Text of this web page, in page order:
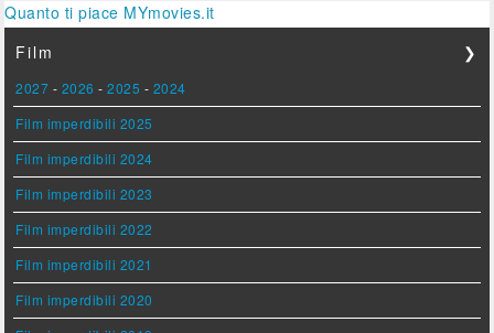
Quanto ti piace MYmovies.it
Film
❯
2027 - 2026 -2025 - 2024
Film imperdibili 2025
Film imperdibili 2024
Film imperdibili 2023
Film imperdibili 2022
Film imperdibili 2021
Film imperdibili 2020